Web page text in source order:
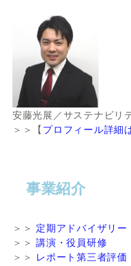
安藤光展／サステナビリ
＞＞【 プロフィール詳細
事業紹介
＞＞ 定期アドバイザリー
＞＞講演・役員研修
＞＞ レポート第三者評価